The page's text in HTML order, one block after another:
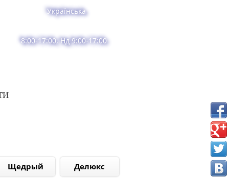
Українська
8:00-17:00, Нд 9:00-17:00
Щедрый Делюкс